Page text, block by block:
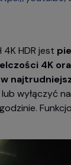
4K HDR jest
4K
wyłączyć